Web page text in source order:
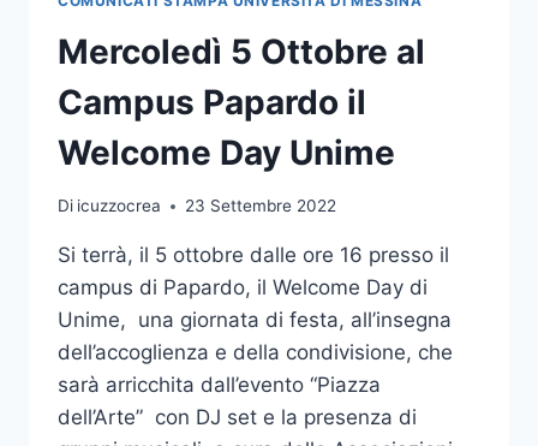
ITALIANA
DI
GASTROENTEROLOGIA,
EPATOLOGIA
NUTRIZIONE
Mercoledì 5 Ottobre al
Campus Papardo il
Welcome Day Unime
Di icuzzocrea 23 Settembre 2022
Si terrà, il 5 ottobre dalle ore 16 presso il
campus di Papardo, il Welcome Day di
Unime, una giornata di festa, all’insegna
dell’accoglienza e della condivisione, che
sarà arricchita dall’evento “Piazza
dell’Arte” con DJ set e la presenza di